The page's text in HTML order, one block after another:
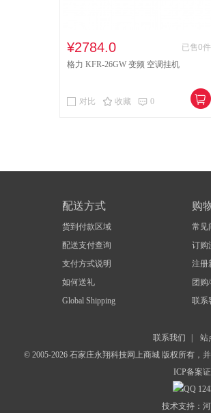
¥2784.0
已售0件
格力 KFR-26GW 变频 空调挂机
对比 收藏 0
配送方式
货到付款区域
配送支付查询
支付方式说明
如何送礼
Global Shipping
购
常见
订购
注册
团购
联系
联系我们
站
© 2005-2026 石家庄永翔科技网上商城 版权所有，
ICP备案
技术支持：